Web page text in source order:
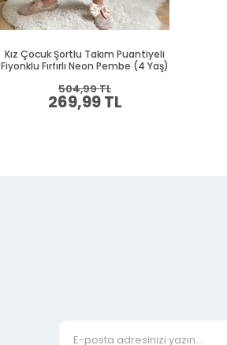
Kız Çocuk Şortlu Takım Puantiyeli
Fiyonklu Fırfırlı Neon Pembe (4 Yaş)
269,99 TL
504,99 TL